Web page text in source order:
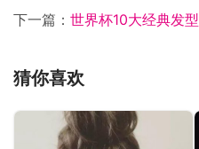
下一篇： 世界杯10大经典发型
猜你喜欢